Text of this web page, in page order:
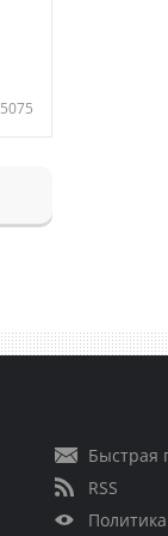
5075
Быстрая
RSS